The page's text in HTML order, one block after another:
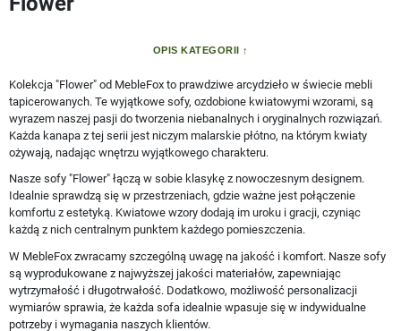
OPIS KATEGORII
Kolekcja "Flower" od MebleFox to prawdziwe arcydzieło w świecie mebli
tapicerowanych. Te wyjątkowe sofy, ozdobione kwiatowymi wzorami, są
wyrazem naszej pasji do tworzenia niebanalnych i oryginalnych rozwiązań.
Każda kanapa z tej serii jest niczym malarskie płótno, na którym kwiaty
ożywają, nadając wnętrzu wyjątkowego charakteru.
Nasze sofy "Flower" łączą w sobie klasykę z nowoczesnym designem.
Idealnie sprawdzą się w przestrzeniach, gdzie ważne jest połączenie
komfortu z estetyką. Kwiatowe wzory dodają im uroku i gracji, czyniąc
każdą z nich centralnym punktem każdego pomieszczenia.
W MebleFox zwracamy szczególną uwagę na jakość i komfort. Nasze sofy
są wyprodukowane z najwyższej jakości materiałów, zapewniając
wytrzymałość i długotrwałość. Dodatkowo, możliwość personalizacji
wymiarów sprawia, że każda sofa idealnie wpasuje się w indywidualne
potrzeby i wymagania naszych klientów.